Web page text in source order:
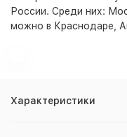
России. Среди них:
можно в Краснодаре,
Характеристики